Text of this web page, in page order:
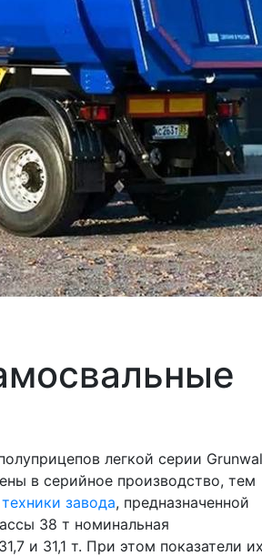
легкой серии
в серийное производство, тем
завода, предназначенной
38 т номинальная
и 31,1 т. При этом показатели их